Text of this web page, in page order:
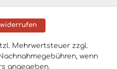
Mehrwertsteuer zzgl.
wenn
angegeben.